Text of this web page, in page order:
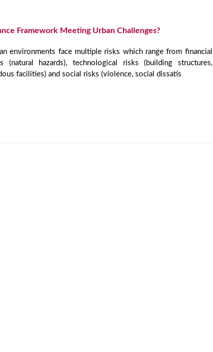
Framework Meeting Urban Challenges?
environments face multiple risks which range from financial
(natural hazards), technological risks (building structures,
facilities) and social risks (violence, social dissatis